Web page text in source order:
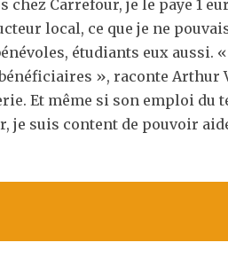
Carrefour, je le paye 1
local, ce que je ne
étudiants eux aussi.
», raconte Arthur
Et même si son emploi du
je suis content de pouvoir